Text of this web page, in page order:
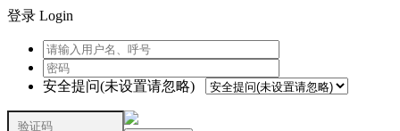
登录 Login
安全提问(未设置请忽略)